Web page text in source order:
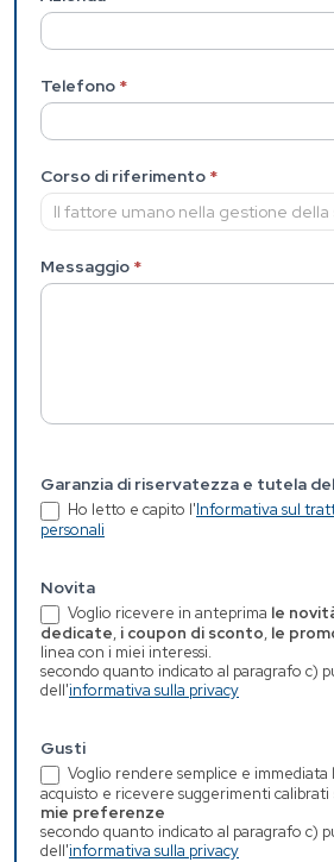
Telefono *
Corso di riferimento *
Messaggio *
Garanzia di riservatezza e tutela
Ho letto e capito l'Informativa sul
personali
Novita
Voglio ricevere in anteprima le
dedicate, i coupon di sconto, le
linea con i miei interessi.
secondo quanto indicato al paragrafo c)
dell'informativa sulla privacy
Gusti
Voglio rendere semplice e immediata
acquisto e ricevere suggerimenti calibrati
mie preferenze
secondo quanto indicato al paragrafo c)
dell'informativa sulla privacy